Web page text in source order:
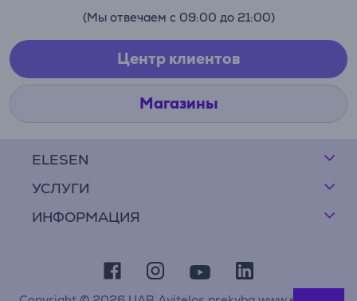
ELESEN
УСЛУГИ
ИНФОРМАЦИЯ
(Мы отвечаем с 09:00 до 21:00)
Центр клиентов
Магазины